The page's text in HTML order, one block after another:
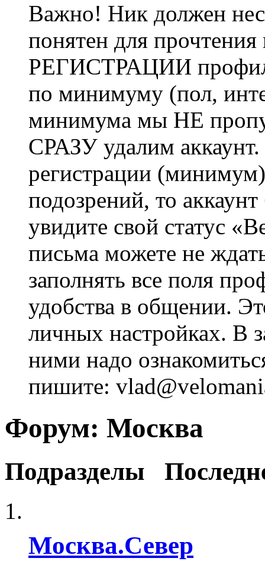
Важно! Ник должен
понятен для
РЕГИСТРАЦИИ профиль
по минимуму (пол,
минимума мы НЕ
СРАЗУ удалим
регистрации
подозрений, то
увидите свой статус
письма можете не
заполнять все поля
удобства в общении.
личных настройках. В
ними надо
пишите:
Форум: Москва
Подразделы
Москва.Север